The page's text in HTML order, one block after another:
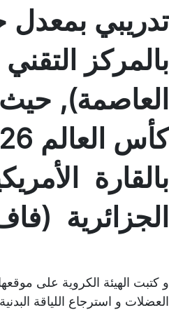
تدريبي بمعدل
بالمركز
العاصمة),
بالقارة
الجزائرية
و كتبت الهيئة الكروية على
العضلات و استرجاع اللياقة